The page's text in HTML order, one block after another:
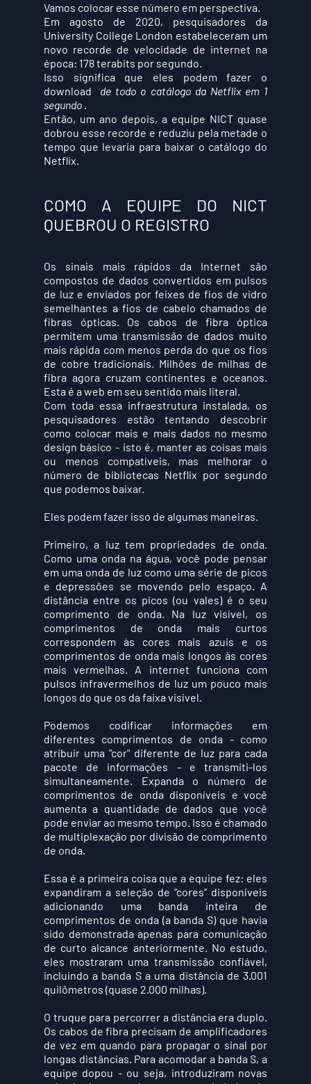
Vamos colocar esse número em perspectiva.
Em agosto de 2020, pesquisadores da
University College London estabeleceram um
novo recorde de velocidade de internet na
época: 178 terabits por segundo.
Isso significa que eles podem fazer o
download de todo o catálogo da Netflix em 1
segundo .
Então, um ano depois, a equipe NICT quase
dobrou esse recorde e reduziu pela metade o
tempo que levaria para baixar o catálogo do
Netflix.
COMO A EQUIPE DO NICT
QUEBROU O REGISTRO
Os sinais mais rápidos da Internet são
compostos de dados convertidos em pulsos
de luz e enviados por feixes de fios de vidro
semelhantes a fios de cabelo chamados de
fibras ópticas. Os cabos de fibra óptica
permitem uma transmissão de dados muito
mais rápida com menos perda do que os fios
de cobre tradicionais. Milhões de milhas de
fibra agora cruzam continentes e oceanos.
Esta é a web em seu sentido mais literal.
Com toda essa infraestrutura instalada, os
pesquisadores estão tentando descobrir
como colocar mais e mais dados no mesmo
design básico - isto é, manter as coisas mais
ou menos compatíveis, mas melhorar o
número de bibliotecas Netflix por segundo
que podemos baixar.
Eles podem fazer isso de algumas maneiras.
Primeiro, a luz tem propriedades de onda.
Como uma onda na água, você pode pensar
em uma onda de luz como uma série de picos
e depressões se movendo pelo espaço. A
distância entre os picos (ou vales) é o seu
comprimento de onda. Na luz visível, os
comprimentos de onda mais curtos
correspondem às cores mais azuis e os
comprimentos de onda mais longos às cores
mais vermelhas. A internet funciona com
pulsos infravermelhos de luz um pouco mais
longos do que os da faixa visível.
Podemos codificar informações em
diferentes comprimentos de onda - como
atribuir uma "cor" diferente de luz para cada
pacote de informações - e transmiti-los
simultaneamente. Expanda o número de
comprimentos de onda disponíveis e você
aumenta a quantidade de dados que você
pode enviar ao mesmo tempo. Isso é chamado
de multiplexação por divisão de comprimento
de onda.
Essa é a primeira coisa que a equipe fez: eles
expandiram a seleção de “cores” disponíveis
adicionando uma banda inteira de
comprimentos de onda (a banda S) que havia
sido demonstrada apenas para comunicação
de curto alcance anteriormente. No estudo,
eles mostraram uma transmissão confiável,
incluindo a banda S a uma distância de 3.001
quilômetros (quase 2.000 milhas).
O truque para percorrer a distância era duplo.
Os cabos de fibra precisam de amplificadores
de vez em quando para propagar o sinal por
longas distâncias. Para acomodar a banda S, a
equipe dopou - ou seja, introduziram novas